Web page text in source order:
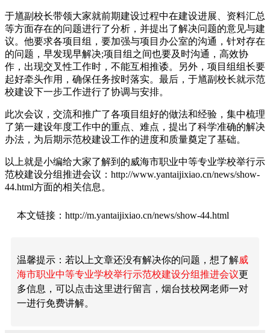
于馗副校长带领大家就前期建设过程中在建设进展、资料汇总
等方面存在的问题进行了分析，并提出了解决问题的意见与建
议。他要求各项目组，要加强与项目办公室的沟通，针对存在
的问题，早发现早解决;项目组之间也要及时沟通，高效协
作，出现交叉性工作时，不能互相推诿。另外，项目组组长要
起好牵头作用，确保任务按时落实。最后，于馗副校长就示范
校建设下一步工作进行了协调与安排。
此次会议，交流和推广了各项目组好的做法和经验，集中梳理
了第一建设年度工作中的重点、难点，提出了科学准确的解决
办法，为后期示范校建设工作的进度和质量奠定了基础。
以上就是小编给大家了解到的威海市职业中等专业学校举行示
范校建设分组推进会议：http://www.yantaijixiao.cn/news/show-
44.html方面的相关信息。
本文链接：http://m.yantaijixiao.cn/news/show-44.html
温馨提示：若以上文章还没有解决你的问题，想了解威
海市职业中等专业学校举行示范校建设分组推进会议更
多信息，可以点击这里进行留言，烟台技校网老师一对
一进行免费讲解。